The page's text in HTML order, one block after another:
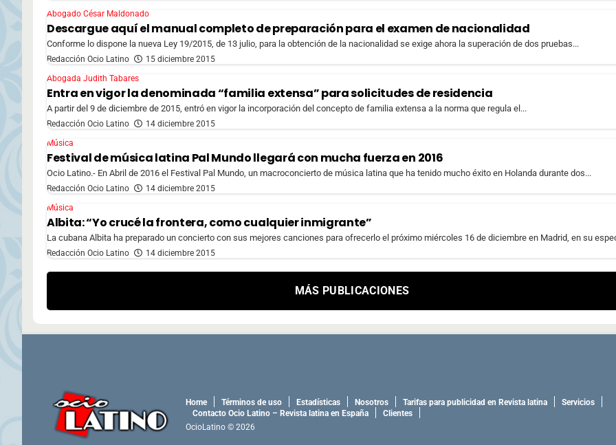
Abogado César Maldonado
Descargue aquí el manual completo de preparación para el examen de nacionalidad
Conforme lo dispone la nueva Ley 19/2015, de 13 julio, para la obtención de la nacionalidad se exige ahora la superación de dos pruebas...
Redacción Ocio Latino
15 diciembre 2015
Abogada Judith Tabares
Entra en vigor la denominada “familia extensa” para solicitudes de residencia
A partir del 9 de diciembre de 2015, entró en vigor la incorporación del concepto de familia extensa a la norma que regula el...
Redacción Ocio Latino
14 diciembre 2015
Música
Festival de música latina Pal Mundo llegará con mucha fuerza en 2016
Ocio Latino.- En Abril de 2016 el Festival Pal Mundo, un macroconcierto de música latina que ha tenido mucho éxito en Holanda durante dos...
Redacción Ocio Latino
14 diciembre 2015
Música
Albita: “Yo crucé la frontera, como cualquier inmigrante”
La cubana Albita ha preparado un concierto con sus mejores canciones para ofrecerlo el próximo miércoles 16 de diciembre en Madrid, en su
Redacción Ocio Latino 14 diciembre 2015
MÁS PUBLICACIONES
Home Términos de uso Estadísticas Nosotros Tarifas para publicidad en Revista latina
Servicios
Contacto Ocio Latino – Revista latina en España
Clientes
OcioLatino © 2026